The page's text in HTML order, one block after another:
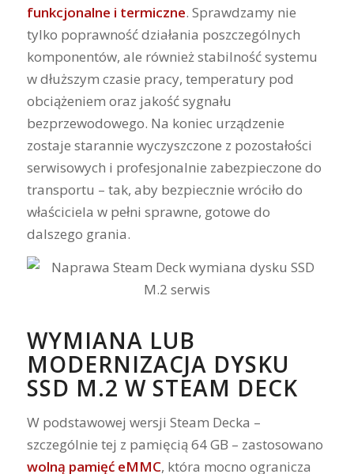
funkcjonalne i termiczne. Sprawdzamy nie
tylko poprawność działania poszczególnych
komponentów, ale również stabilność systemu
w dłuższym czasie pracy, temperatury pod
obciążeniem oraz jakość sygnału
bezprzewodowego. Na koniec urządzenie
zostaje starannie wyczyszczone z pozostałości
serwisowych i profesjonalnie zabezpieczone do
transportu – tak, aby bezpiecznie wróciło do
właściciela w pełni sprawne, gotowe do
dalszego grania.
WYMIANA LUB
MODERNIZACJA DYSKU
SSD M.2 W STEAM DECK
W podstawowej wersji Steam Decka –
szczególnie tej z pamięcią 64 GB – zastosowano
wolną pamięć eMMC, która mocno ogranicza